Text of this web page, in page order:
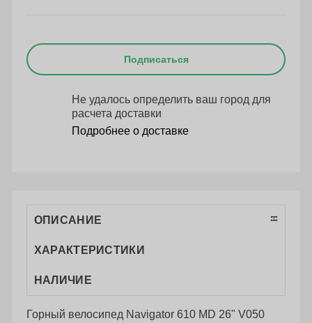
Подписаться
Не удалось определить ваш город для
расчета доставки
Подробнее о доставке
ОПИСАНИЕ
ХАРАКТЕРИСТИКИ
НАЛИЧИЕ
Горный велосипед Navigator 610 MD 26" V050